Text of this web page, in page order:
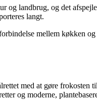
og landbrug, og det
langt.
mellem køkken
med at gøre
og moderne,